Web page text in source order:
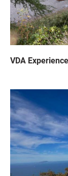
VDA
Immagine